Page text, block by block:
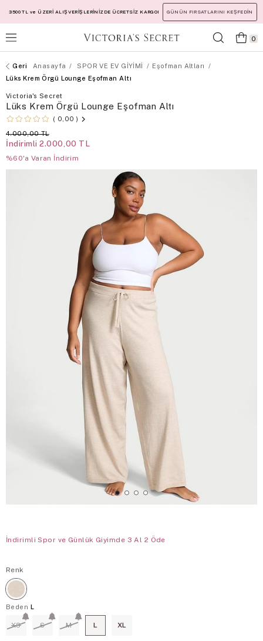
3500 TL ve ÜZERİ ALIŞVERİŞLERİNİZDE ÜCRETSİZ KARGO! GÜNÜN FIRSATLARINI KEŞFEDİN
0
Anasayfa SPOR VE EV GİYİMİ
Eşofman Altları
Lüks Krem Örgü Lounge Eşofman Altı
Victoria's Secret
Lüks Krem Örgü Lounge Eşofman Altı
0,00
4.000,00 TL
İndirimli 2.000,00 TL
%60'a Varan İndirim
İndirimli Spor ve Günlük Giyimde 3 Al 2 Öde
Renk
Beden L
XS S M L XL